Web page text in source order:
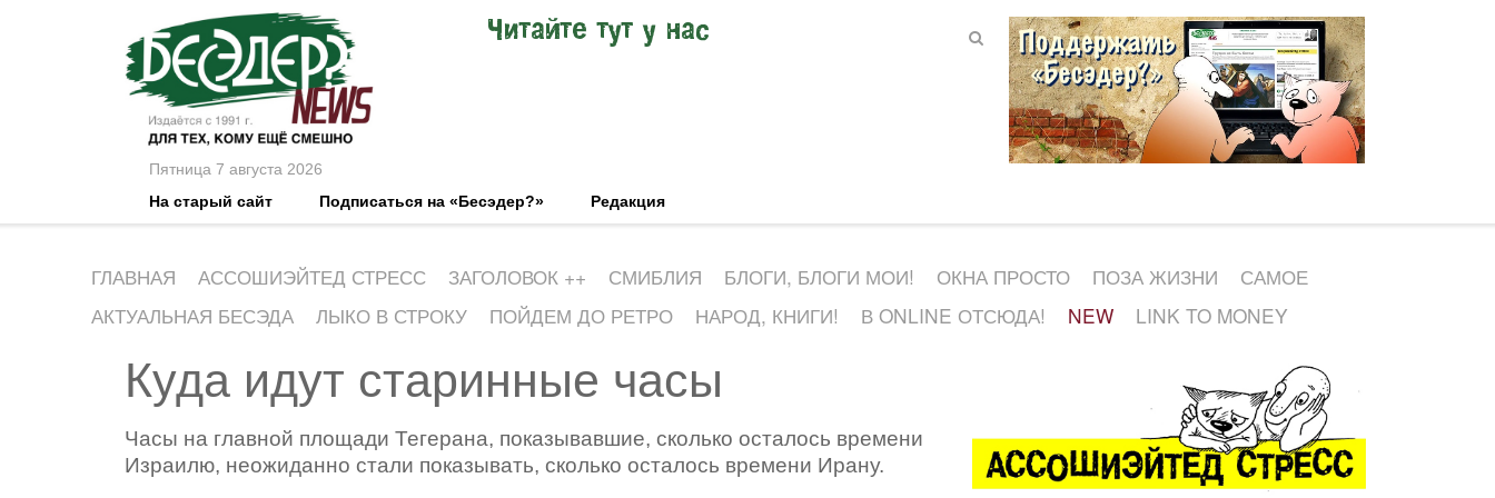
Пятница 7 августа 2026
Читайте тут у нас
На старый сайт Подписаться на «Бесэдер?» Редакция
ГЛАВНАЯ АССОШИЭЙТЕД СТРЕСС ЗАГОЛОВОК ++ СМИБЛИЯ БЛОГИ, БЛОГИ МОИ! ОКНА ПРОСТО ПОЗА ЖИЗНИ
САМОЕ
АКТУАЛЬНАЯ БЕСЭДА
ЛЫКО В СТРОКУ ПОЙДЕМ ДО РЕТРО НАРОД, КНИГИ! В ONLINE ОТСЮДА! NEW LINK TO MONEY
Куда идут старинные часы
Часы на главной площади Тегерана, показывавшие, сколько осталось времени
Израилю, неожиданно стали показывать, сколько осталось времени Ирану.